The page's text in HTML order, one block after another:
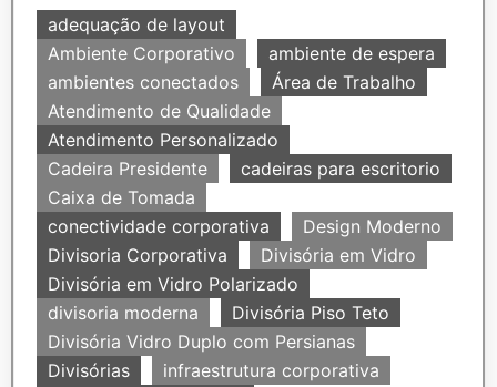
adequação de layout
Ambiente Corporativo
ambiente de espera
ambientes conectados
Área de Trabalho
Atendimento de Qualidade
Atendimento Personalizado
Cadeira Presidente
cadeiras para escritorio
Caixa de Tomada
conectividade corporativa
Design Moderno
Divisoria Corporativa
Divisória em Vidro
Divisória em Vidro Polarizado
divisoria moderna
Divisória Piso Teto
Divisória Vidro Duplo com Persianas
Divisórias
infraestrutura corporativa